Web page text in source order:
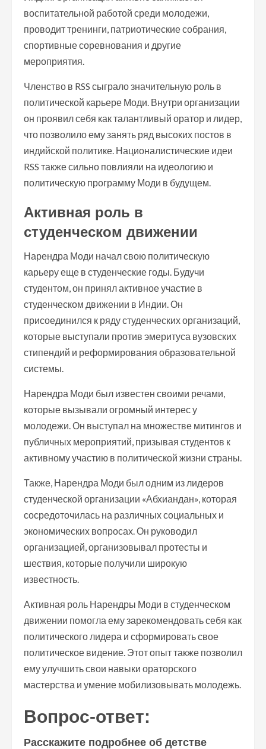
воспитательной работой среди молодежи,
проводит тренинги, патриотические собрания,
спортивные соревнования и другие
мероприятия.
Членство в RSS сыграло значительную роль в
политической карьере Моди. Внутри организации
он проявил себя как талантливый оратор и лидер,
что позволило ему занять ряд высоких постов в
индийской политике. Националистические идеи
RSS также сильно повлияли на идеологию и
политическую программу Моди в будущем.
Активная роль в
студенческом движении
Нарендра Моди начал свою политическую
карьеру еще в студенческие годы. Будучи
студентом, он принял активное участие в
студенческом движении в Индии. Он
присоединился к ряду студенческих организаций,
которые выступали против эмеритуса вузовских
стипендий и реформирования образовательной
системы.
Нарендра Моди был известен своими речами,
которые вызывали огромный интерес у
молодежи. Он выступал на множестве митингов и
публичных мероприятий, призывая студентов к
активному участию в политической жизни страны.
Также, Нарендра Моди был одним из лидеров
студенческой организации «Абхиандан», которая
сосредоточилась на различных социальных и
экономических вопросах. Он руководил
организацией, организовывал протесты и
шествия, которые получили широкую
известность.
Активная роль Нарендры Моди в студенческом
движении помогла ему зарекомендовать себя как
политического лидера и сформировать свое
политическое видение. Этот опыт также позволил
ему улучшить свои навыки ораторского
мастерства и умение мобилизовывать молодежь.
Вопрос-ответ:
Расскажите подробнее об детстве